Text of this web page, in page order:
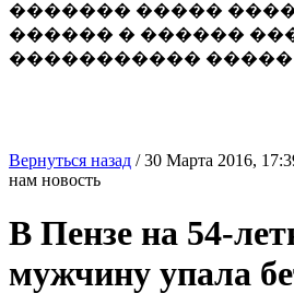
������� �����
������ � ������
����������� �����
Вернуться назад /30 Марта 2016,
нам новость
В Пензе на 54-
мужчину упала